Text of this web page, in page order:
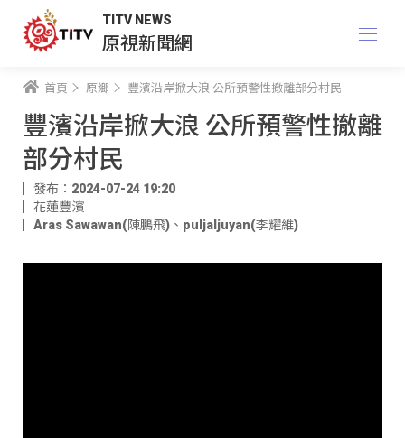
TITV NEWS
原視新聞網
首頁 原鄉 豐濱沿岸掀大浪 公所預警性撤離部分村民
豐濱沿岸掀大浪 公所預警性撤離
部分村民
發布：2024-07-24 19:20
花蓮豐濱
Aras Sawawan(陳鵬飛) 、 puljaljuyan(李耀維)